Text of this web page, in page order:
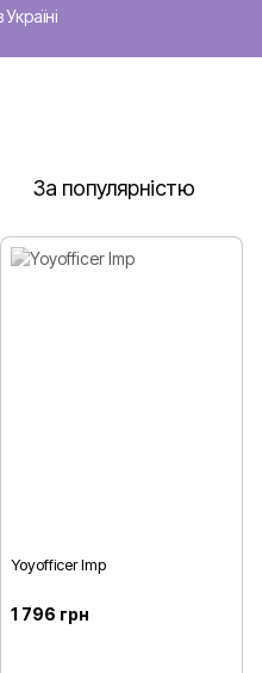
За популярністю
Yoyofficer Imp
1 796 грн